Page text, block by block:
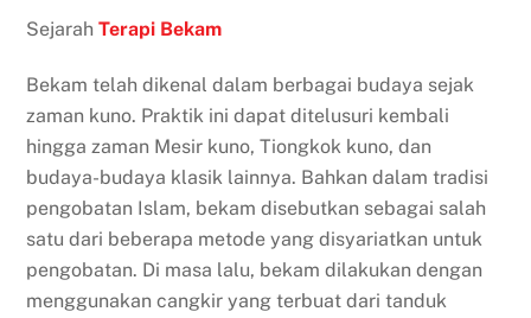
SejarahTerapi Bekam
Bekam telah dikenal dalam berbagai budaya sejak
zaman kuno. Praktik ini dapat ditelusuri kembali
hingga zaman Mesir kuno, Tiongkok kuno, dan
budaya-budaya klasik lainnya. Bahkan dalam tradisi
pengobatan Islam, bekam disebutkan sebagai salah
satu dari beberapa metode yang disyariatkan untuk
pengobatan. Di masa lalu, bekam dilakukan dengan
menggunakan cangkir yang terbuat dari tanduk